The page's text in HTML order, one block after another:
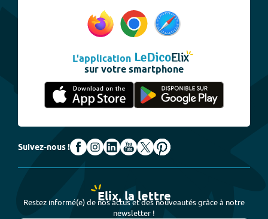
L'application
sur votre smartphone
Suivez-nous !
Elix, la lettre
Restez informé(e) de nos actus et des nouveautés grâce à notre
newsletter !